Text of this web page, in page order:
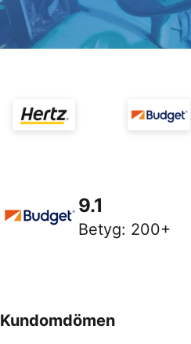
9.1
Betyg: 200+
Kundomdömen